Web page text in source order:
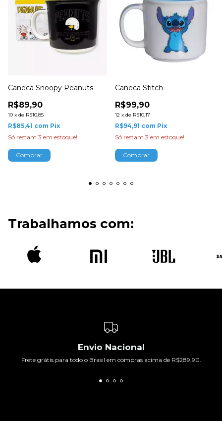
Caneca Snoopy Peanuts
R$89,90
10 x de R$10,85
R$85,41 com Pix
Só restam 3 em estoque!
Caneca Stitch
R$99,90
12 x de R$10,17
R$94,91 com Pix
Só restam 3 em estoque!
Trabalhamos com:
Envio Nacional
Frete grátis para todo o Brasil em compras acima de R$289,90.